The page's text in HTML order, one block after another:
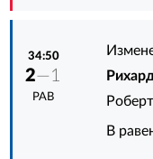
34:50
2—1
РАВ
В